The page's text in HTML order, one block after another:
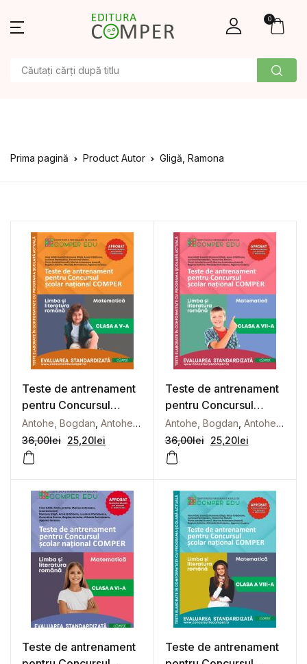
0
Prima pagină Product Autor Gligă, Ramona
Teste de antrenament
pentru Concursul
școlar național
COMPER, Comunicare
în limba română.
Antohe, Bogdan Antohe, Florin ,Antonescu, Marius,
36,00lei 25,20lei
Teste de antrenament
pentru Concursul
școlar național
COMPER, Comunicare
în limba română.
VII-a
Antohe, Bogdan Antohe, Florin
36,00lei 25,20lei
Teste de antrenament
Teste de antrenament